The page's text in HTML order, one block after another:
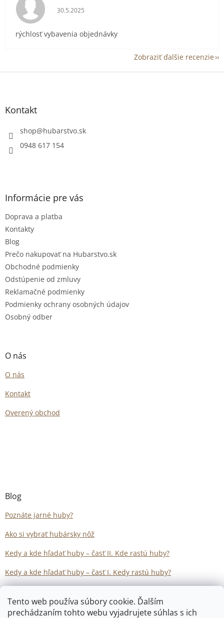
Tento web používa súbory cookie. Ďalším
prechádzaním tohto webu vyjadrujete súhlas s ich
Hodnotenie obchodu je 5 z 5 hviezdičiek.
30.5.2025
rýchlosť vybavenia objednávky
Zobraziť ďalšie recenzie
Z
Kontakt
shop@hubarstvo.sk
0948 617 154
Informácie pre vás
Doprava a platba
Kontakty
Blog
Prečo nakupovať na Hubarstvo.sk
Obchodné podmienky
Odstúpenie od zmluvy
Reklamačné podmienky
Podmienky ochrany osobných údajov
Osobný odber
O nás
O nás
Kontakt
Overený obchod
Blog
Poznáte jarné huby?
Ako si vybrať hubársky nôž
Kedy a kde hľadať huby – časť II. Kde rastú huby?
Kedy a kde hľadať huby – časť I. Kedy rastú huby?